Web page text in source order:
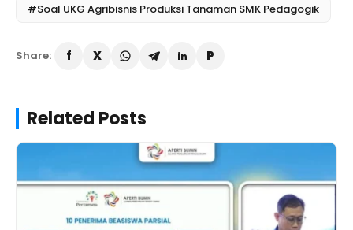
#Soal UKG Agribisnis Produksi Tanaman SMK Pedagogik
Share:
Related Posts